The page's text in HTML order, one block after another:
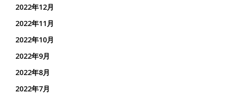
2022年12月
2022年11月
2022年10月
2022年9月
2022年8月
2022年7月